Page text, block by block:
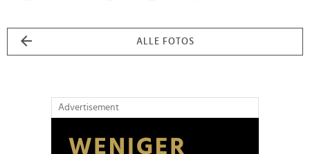
ALLE FOTOS
Advertisement